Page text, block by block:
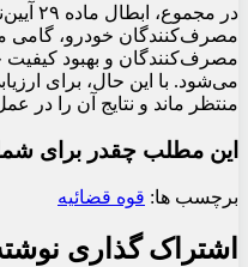
در
مصرف‌کنندگان خودرو، گامی
مصرف‌کنندگان و بهبود
می‌شود. با این حال، برای
منتظر ماند و نتایج آن را در
این مطلب چقدر برای
برچسب ها: قوه قضائیه
اشتراک گذاری